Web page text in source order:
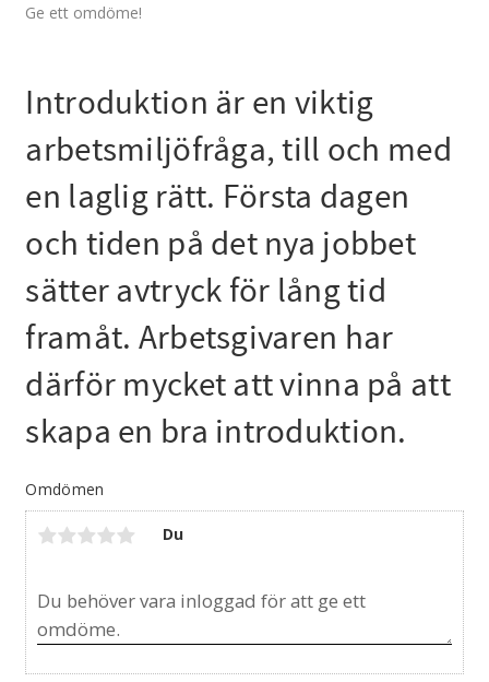
Ge ett omdöme!
Introduktion är en viktig
arbetsmiljöfråga, till och med
en laglig rätt. Första dagen
och tiden på det nya jobbet
sätter avtryck för lång tid
framåt. Arbetsgivaren har
därför mycket att vinna på att
skapa en bra introduktion.
Omdömen
Du